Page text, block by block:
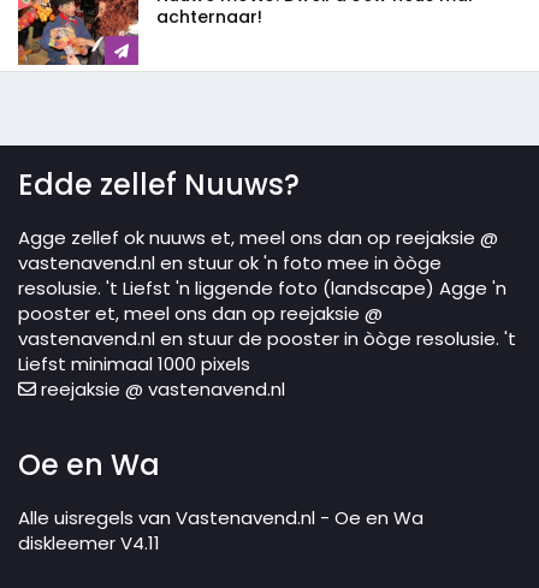
achternaar!
Edde zellef Nuuws?
Agge zellef ok nuuws et, meel ons dan op reejaksie @
vastenavend.nl en stuur ok 'n foto mee in òòge
resolusie. 't Liefst 'n liggende foto (landscape) Agge 'n
pooster et, meel ons dan op reejaksie @
vastenavend.nl en stuur de pooster in òòge resolusie. 't
Liefst minimaal 1000 pixels
reejaksie @ vastenavend.nl
Oe en Wa
Alle uisregels van Vastenavend.nl - Oe en Wa
diskleemer V4.11